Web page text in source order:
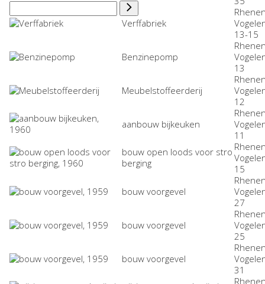
Verffabriek
13-15
Benzinepomp
13
Meubelstoffeerderij
12
aanbouw bijkeuken
11
bouw open loods voor stro
berging
15
bouw voorgevel
27
bouw voorgevel
25
bouw voorgevel
31